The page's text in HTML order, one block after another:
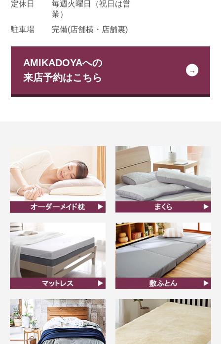
定休日
毎週火曜日
（祝日は営
業）
駐車場
完備(店舗横・店舗裏)
AMIKADOYAへの
来店予約はこちら